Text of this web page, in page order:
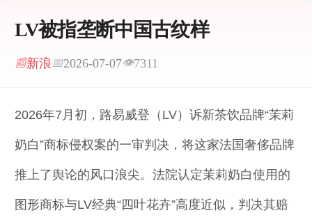
LV被指垄断中国古纹样
📰新浪📅2026-07-07👁7311
2026年7月初，路易威登（LV）诉新茶饮品牌“茉莉
奶白”商标侵权案的一审判决，将这家法国奢侈品牌
推上了舆论的风口浪尖。法院认定茉莉奶白使用的
图形商标与LV经典“四叶花卉”高度近似，判决其赔